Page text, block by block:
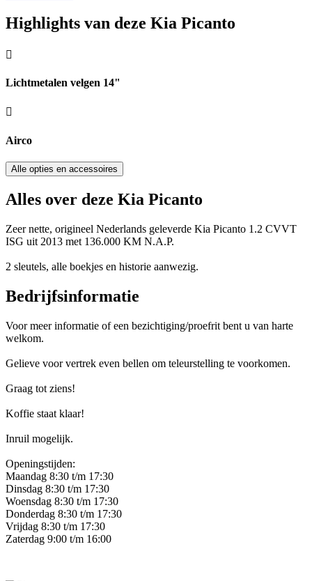
Highlights van deze Kia Picanto
Lichtmetalen velgen 14"
Airco
Alle opties en accessoires
Alles over deze Kia Picanto
Zeer nette, origineel Nederlands geleverde Kia Picanto 1.2 CVVT
ISG uit 2013 met 136.000 KM N.A.P.
2 sleutels, alle boekjes en historie aanwezig.
Bedrijfsinformatie
Voor meer informatie of een bezichtiging/proefrit bent u van harte
welkom.
Gelieve voor vertrek even bellen om teleurstelling te voorkomen.
Graag tot ziens!
Koffie staat klaar!
Inruil mogelijk.
Openingstijden:
Maandag 8:30 t/m 17:30
Dinsdag 8:30 t/m 17:30
Woensdag 8:30 t/m 17:30
Donderdag 8:30 t/m 17:30
Vrijdag 8:30 t/m 17:30
Zaterdag 9:00 t/m 16:00